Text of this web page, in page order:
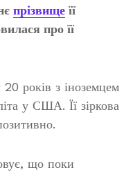
прізвище її
про її
років з іноземцем
у США. Її зіркова
що поки